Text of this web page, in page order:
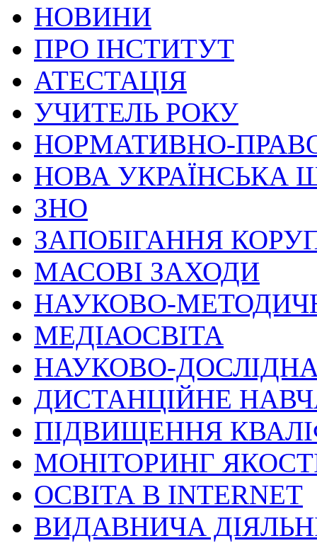
НОВИНИ
ПРО ІНСТИТУТ
АТЕСТАЦІЯ
УЧИТЕЛЬ РОКУ
НОРМАТИВНО-
НОВА УКРАЇНСЬКА
ЗНО
ЗАПОБІГАННЯ
МАСОВІ ЗАХОДИ
НАУКОВО-
МЕДІАОСВІТА
НАУКОВО-
ДИСТАНЦІЙНЕ
ПІДВИЩЕННЯ
МОНІТОРИНГ
ОСВІТА В INTERNET
ВИДАВНИЧА